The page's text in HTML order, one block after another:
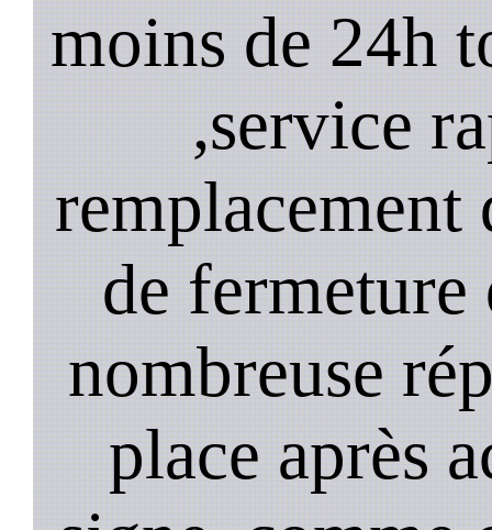
moins de 24h
,service
remplacement
de
nombreuse
place après